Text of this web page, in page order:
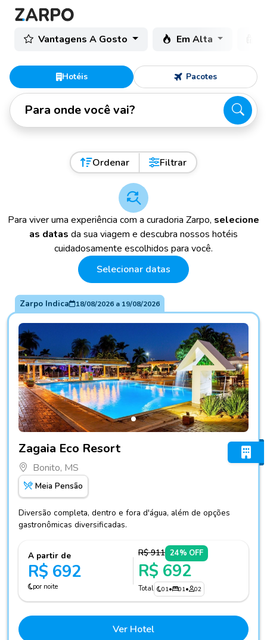
Vantagens A Gosto Em Alta
Hotéis Pacotes
Para onde você vai?
Ordenar Filtrar
Para viver uma experiência com a curadoria Zarpo, selecione
as datas da sua viagem e descubra nossos hotéis
cuidadosamente escolhidos para você.
Selecionar datas
Zarpo Indica 18/08/2026a 19/08/2026
Zagaia Eco Resort
Bonito, MS
Meia Pensão
Diversão completa, dentro e fora d'água, além de opções
gastronômicas diversificadas.
A partir de
R$ 692
por noite
R$ 911 24% OFF
R$ 692
Total 01• 01• 02
Ver Hotel